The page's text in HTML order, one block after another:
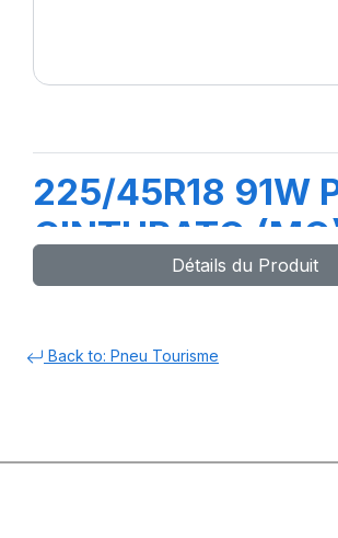
225/45R18 91W
CINTURATO
Détails du Produit
Back to: Pneu Tourisme